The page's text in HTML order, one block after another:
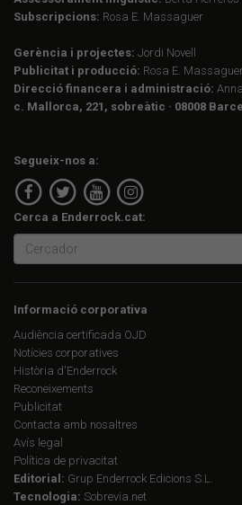
Subscripcions: Rosa E. Massaguer
Gerència i projectes: Jordi Novell
Publicitat i producció: Rosa E. Massaguer
Direcció financera i administració:
c. Mallorca, 221, sobreàtic · 08008
Segueix-nos a:
Cerca a Enderrock.cat:
Informació corporativa
Audiència certificada OJD
Notícies corporatives
Història d'Enderrock
Reconeixements
Publicitat
Contacta amb nosaltres
Avís legal
Política de privacitat
Editorial: Grup Enderrock Edicions S.L.
Tecnologia: Sobrevia.net